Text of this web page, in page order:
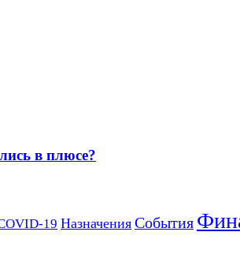
в плюсе?
19 Назначения События